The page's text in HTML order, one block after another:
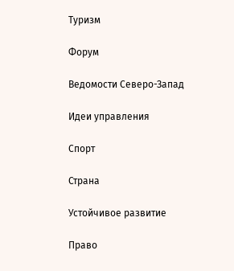
Туризм
Форум
Ведомости Северо-Запад
Идеи управления
Спорт
Страна
Устойчивое развитие
Право